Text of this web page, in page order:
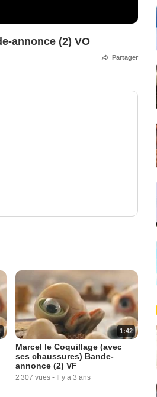
annonce (2) VO
Partager
1:42
Marcel le Coquillage (avec
ses chaussures) Bande-
annonce (2) VF
2 307 vues - Il y a 3 ans